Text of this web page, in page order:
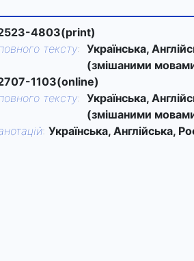
4803(print)
тексту: Українська,
(змішаними
1103(online)
тексту: Українська,
(змішаними
: Українська, Англійська,